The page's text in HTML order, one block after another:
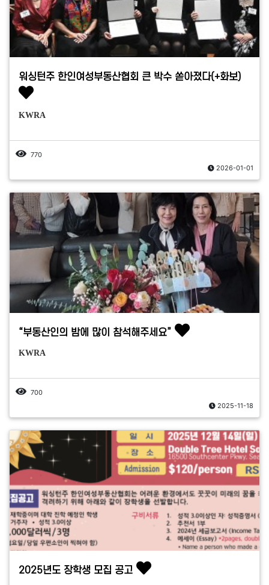
워싱턴주 한인여성부동산협회 큰 박수 쏟아졌다(+화보)
KWRA
770
2026-01-01
“부동산인의 밤에 많이 참석해주세요”
KWRA
700
2025-11-18
2025년도 장학생 모집 공고